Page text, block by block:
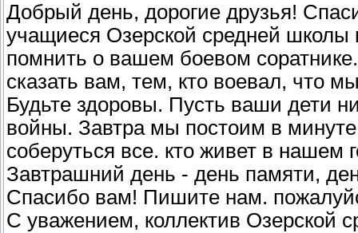
Добрый день, дорогие друзья!
учащиеся Озерской средней
помнить о вашем боевом
сказать вам, тем, кто воевал, что
Будьте здоровы. Пусть ваши дети
войны. Завтра мы постоим в
соберуться все. кто живет в нашем
Завтрашний день - день памяти,
Спасибо вам! Пишите нам.
С уважением, коллектив Озерской